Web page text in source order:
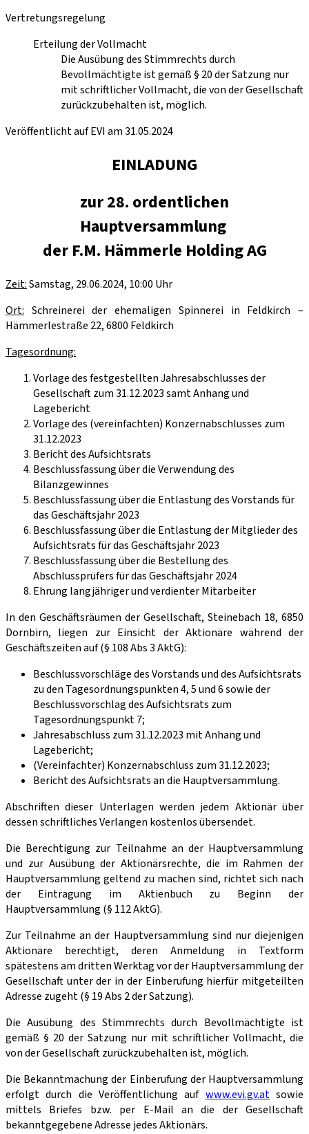
Vertretungsregelung
Erteilung der Vollmacht
Die Ausübung des Stimmrechts durch
Bevollmächtigte ist gemäß § 20 der Satzung nur
mit schriftlicher Vollmacht, die von der Gesellschaft
zurückzubehalten ist, möglich.
Veröffentlicht auf EVI am 31.05.2024
EINLADUNG
zur 28. ordentlichen
Hauptversammlung
der F.M. Hämmerle Holding AG
Zeit:Samstag, 29.06.2024, 10:00 Uhr
Ort: Schreinerei der ehemaligen Spinnerei in Feldkirch –
Hämmerlestraße 22, 6800 Feldkirch
Tagesordnung:
Vorlage des festgestellten Jahresabschlusses der
Gesellschaft zum 31.12.2023 samt Anhang und
Lagebericht
Vorlage des (vereinfachten) Konzernabschlusses zum
31.12.2023
Bericht des Aufsichtsrats
Beschlussfassung über die Verwendung des
Bilanzgewinnes
Beschlussfassung über die Entlastung des Vorstands für
das Geschäftsjahr 2023
Beschlussfassung über die Entlastung der Mitglieder des
Aufsichtsrats für das Geschäftsjahr 2023
Beschlussfassung über die Bestellung des
Abschlussprüfers für das Geschäftsjahr 2024
Ehrung langjähriger und verdienter Mitarbeiter
In den Geschäftsräumen der Gesellschaft, Steinebach 18, 6850
Dornbirn, liegen zur Einsicht der Aktionäre während der
Geschäftszeiten auf (§ 108 Abs 3 AktG):
Beschlussvorschläge des Vorstands und des Aufsichtsrats
zu den Tagesordnungspunkten 4, 5 und 6 sowie der
Beschlussvorschlag des Aufsichtsrats zum
Tagesordnungspunkt 7;
Jahresabschluss zum 31.12.2023 mit Anhang und
Lagebericht;
(Vereinfachter) Konzernabschluss zum 31.12.2023;
Bericht des Aufsichtsrats an die Hauptversammlung.
Abschriften dieser Unterlagen werden jedem Aktionär über
dessen schriftliches Verlangen kostenlos übersendet.
Die Berechtigung zur Teilnahme an der Hauptversammlung
und zur Ausübung der Aktionärsrechte, die im Rahmen der
Hauptversammlung geltend zu machen sind, richtet sich nach
der Eintragung im Aktienbuch zu Beginn der
Hauptversammlung (§ 112 AktG).
Zur Teilnahme an der Hauptversammlung sind nur diejenigen
Aktionäre berechtigt, deren Anmeldung in Textform
spätestens am dritten Werktag vor der Hauptversammlung der
Gesellschaft unter der in der Einberufung hierfür mitgeteilten
Adresse zugeht (§ 19 Abs 2 der Satzung).
Die Ausübung des Stimmrechts durch Bevollmächtigte ist
gemäß § 20 der Satzung nur mit schriftlicher Vollmacht, die
von der Gesellschaft zurückzubehalten ist, möglich.
Die Bekanntmachung der Einberufung der Hauptversammlung
erfolgt durch die Veröffentlichung auf www.evi.gv.atsowie
mittels Briefes bzw. per E-Mail an die der Gesellschaft
bekanntgegebene Adresse jedes Aktionärs.